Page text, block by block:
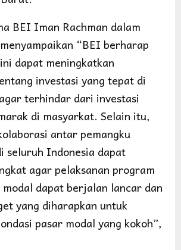
BEI Iman Rachman dalam
“BEI berharap
dapat meningkatkan
investasi yang tepat di
terhindar dari investasi
di masyarkat. Selain itu,
antar pemangku
seluruh Indonesia dapat
agar pelaksanan program
dapat berjalan lancar dan
yang diharapkan untuk
pasar modal yang kokoh”,